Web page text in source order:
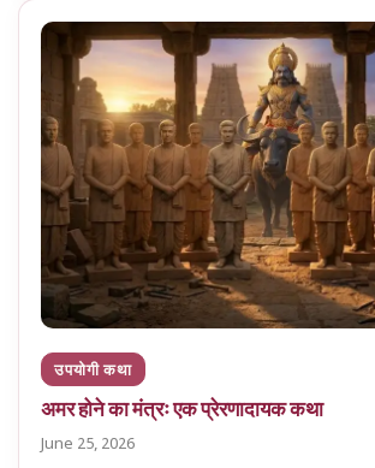
उपयोगी कथा
अमर होने का मंत्रः एक प्रेरणादायक कथा
June 25, 2026